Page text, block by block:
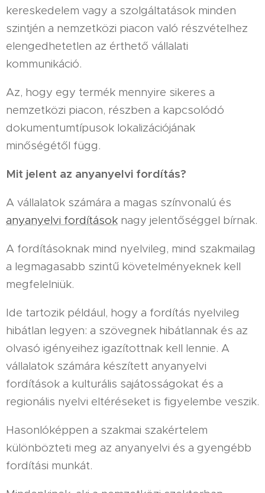
kereskedelem vagy a szolgáltatások minden
szintjén a nemzetközi piacon való részvételhez
elengedhetetlen az érthető vállalati
kommunikáció.
Az, hogy egy termék mennyire sikeres a
nemzetközi piacon, részben a kapcsolódó
dokumentumtípusok lokalizációjának
minőségétől függ.
Mit jelent az anyanyelvi fordítás?
A vállalatok számára a magas színvonalú és
anyanyelvi fordítások nagy jelentőséggel bírnak.
A fordításoknak mind nyelvileg, mind szakmailag
a legmagasabb szintű követelményeknek kell
megfelelniük.
Ide tartozik például, hogy a fordítás nyelvileg
hibátlan legyen: a szövegnek hibátlannak és az
olvasó igényeihez igazítottnak kell lennie. A
vállalatok számára készített anyanyelvi
fordítások a kulturális sajátosságokat és a
regionális nyelvi eltéréseket is figyelembe veszik.
Hasonlóképpen a szakmai szakértelem
különbözteti meg az anyanyelvi és a gyengébb
fordítási munkát.